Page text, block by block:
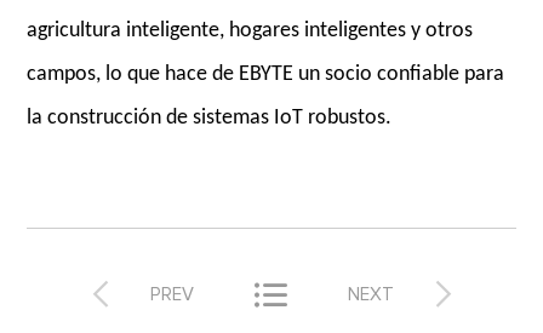
agricultura inteligente, hogares inteligentes y otros
campos, lo que hace de EBYTE un socio confiable para
la construcción de sistemas IoT robustos.
 PREV  
NEXT